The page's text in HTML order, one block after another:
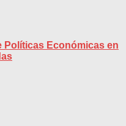
Políticas Económicas en